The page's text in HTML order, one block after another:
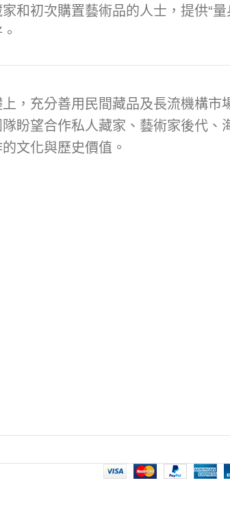
和初次購置藝術品的人士，提供“量
，充分善用民間藏品及長流機構市
盼望合作私人藏家、藝術家後代、
文化與歷史價值。